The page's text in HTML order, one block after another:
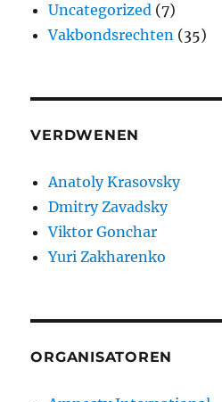
Uncategorized (7)
Vakbondsrechten (35)
VERDWENEN
Anatoly Krasovsky
Dmitry Zavadsky
Viktor Gonchar
Yuri Zakharenko
ORGANISATOREN